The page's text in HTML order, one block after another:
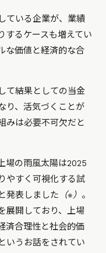
ている企業が、業績
するケースも増えてい
な価値と経済的な合
て結果としての当金
り、活気づくことが
みは必要不可欠だと
場の雨風太陽は2025
やすく可視化する試
発表しました （※） 。
展開しており、上場
済合理性と社会的価
いうお話をされてい